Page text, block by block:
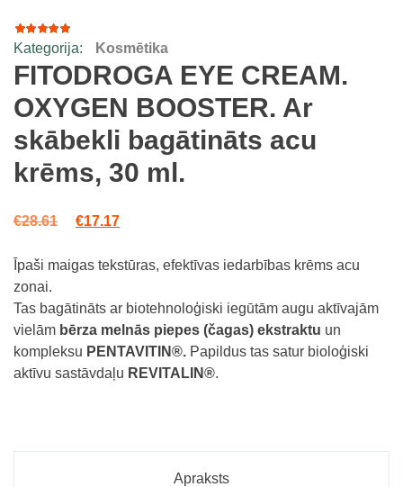
Rated
5.00out
of 5
based
on
1
rating
Kategorija: Kosmētika
FITODROGA EYE CREAM.
OXYGEN BOOSTER. Ar
skābekli bagātināts acu
krēms, 30 ml.
€28.61 Original price was: €28.61.
€17.17Current price is: €17.17.
Īpaši maigas tekstūras, efektīvas iedarbības krēms acu
zonai.
Tas bagātināts ar biotehnoloģiski iegūtām augu aktīvajām
vielām bērza melnās piepes (čagas) ekstraktu un
kompleksu PENTAVITIN®. Papildus tas satur bioloģiski
aktīvu sastāvdaļu REVITALIN®.
Apraksts